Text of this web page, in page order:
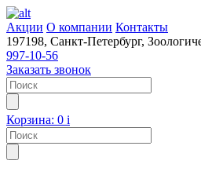
Акции О компании Контакты
197198, Санкт-Петербург,
997-10-56
Заказать звонок
Корзина: 0 i